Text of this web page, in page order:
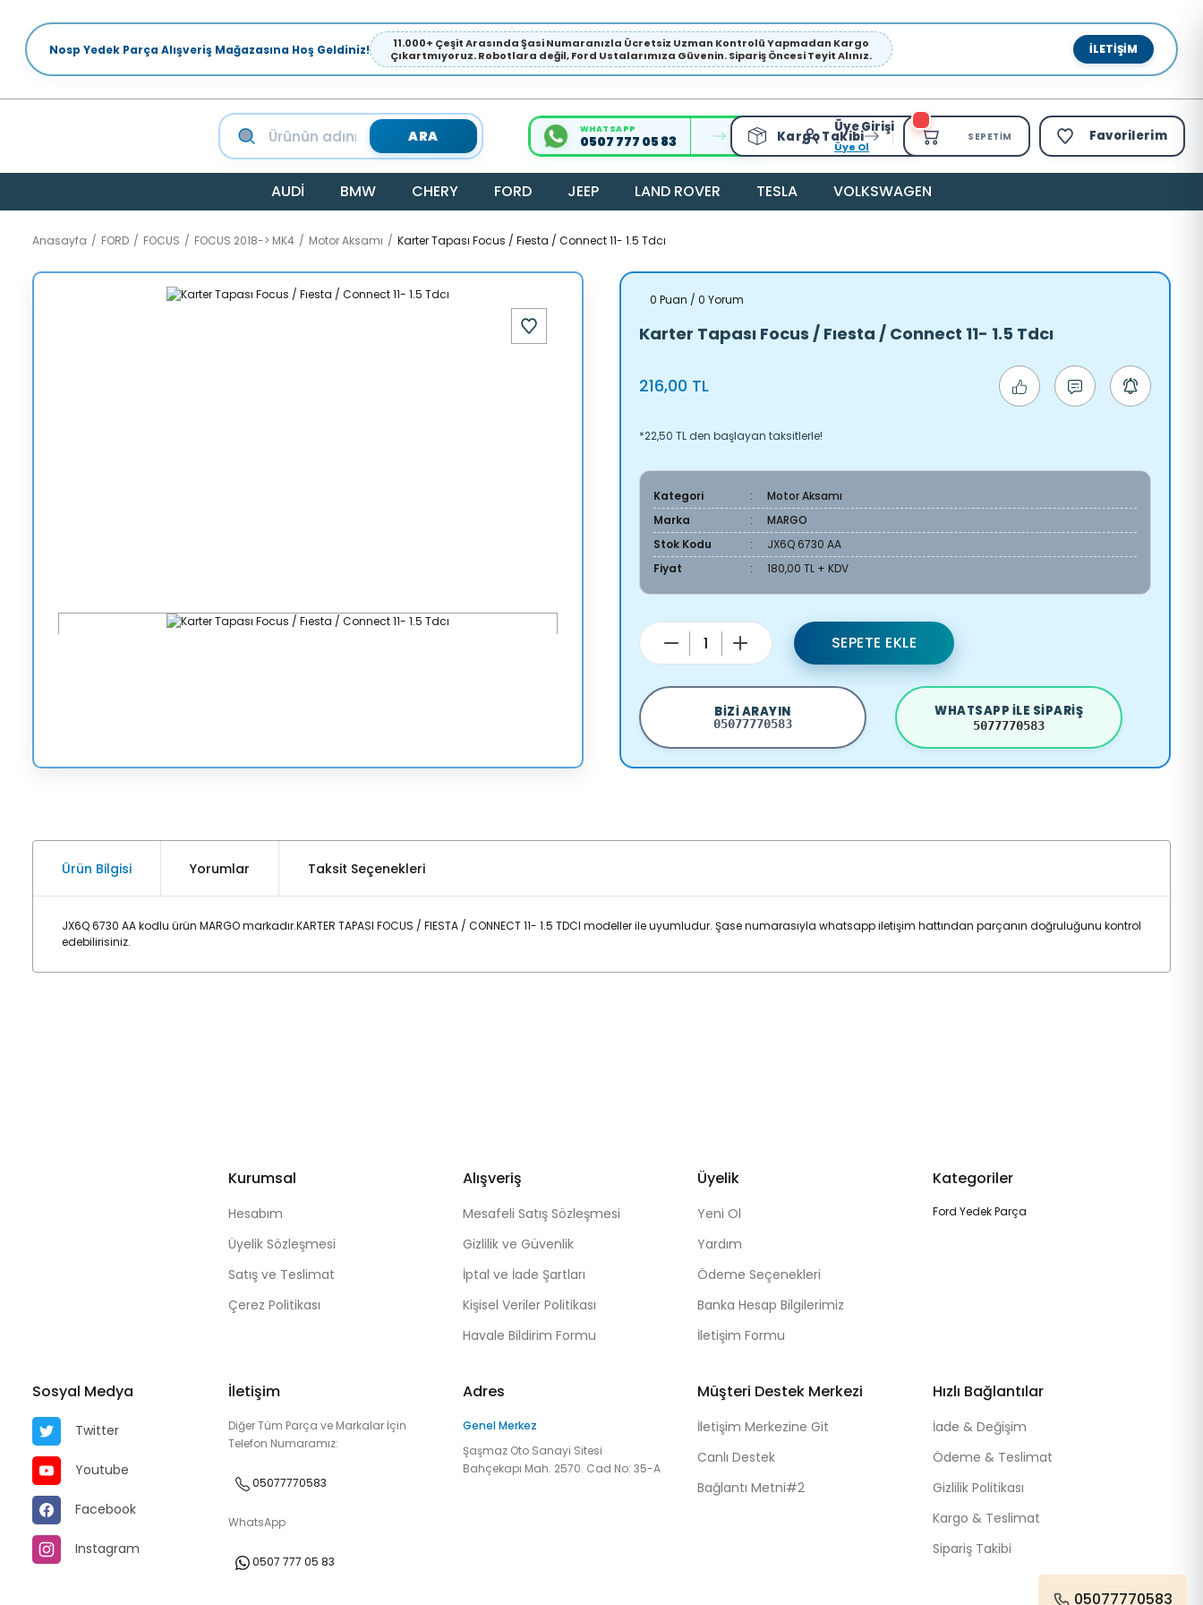
Nosp Yedek Parça Alışveriş Mağazasına Hoş Geldiniz!
11.000+ Çeşit Arasında Şasi Numaranızla Ücretsiz Uzman Kontrolü Yapmadan Kargo
Çıkartmıyoruz. Robotlara değil, Ford Ustalarımıza Güvenin. Sipariş Öncesi Teyit Alınız.
İLETIŞIM
ARA WHATSAPP
0507 777 05 83 Kargo Takibi
Üye Girişi
Üye Ol
SEPETIM Favorilerim
AUDİ BMW CHERY FORD JEEP LAND ROVER TESLA VOLKSWAGEN
Anasayfa FORD FOCUS FOCUS 2018-> MK4 Motor Aksamı Karter Tapası Focus / Fıesta / Connect 11- 1.5 Tdcı
0 Puan / 0 Yorum
Karter Tapası Focus / Fıesta / Connect 11- 1.5 Tdcı
216,00 TL
*22,50 TL den başlayan taksitlerle!
Kategori
Motor Aksamı
Marka
MARGO
Stok Kodu
JX6Q 6730 AA
Fiyat
180,00 TL + KDV
SEPETE EKLE
BIZI ARAYIN
05077770583
WHATSAPP ILE SIPARIŞ
5077770583
Ürün Bilgisi Yorumlar Taksit Seçenekleri
JX6Q 6730 AA kodlu ürün MARGO markadır.KARTER TAPASI FOCUS / FIESTA / CONNECT 11- 1.5 TDCI modeller ile uyumludur. Şase numarasıyla whatsapp iletişim hattından parçanın doğruluğunu kontrol
edebilirisiniz.
Kurumsal
Hesabım
Üyelik Sözleşmesi
Satış ve Teslimat
Çerez Politikası
Alışveriş
Mesafeli Satış Sözleşmesi
Gizlilik ve Güvenlik
İptal ve İade Şartları
Kişisel Veriler Politikası
Havale Bildirim Formu
Üyelik
Yeni Ol
Yardım
Ödeme Seçenekleri
Banka Hesap Bilgilerimiz
İletişim Formu
Kategoriler
Ford Yedek Parça
Sosyal Medya
Twitter
Youtube
Facebook
Instagram
İletişim
Diğer Tüm Parça ve Markalar İçin
Telefon Numaramız:
05077770583
WhatsApp
0507 777 05 83
Adres
Genel Merkez
Şaşmaz Oto Sanayi Sitesi
Bahçekapı Mah. 2570. Cad No: 35-A
Müşteri Destek Merkezi
İletişim Merkezine Git
Canlı Destek
Bağlantı Metni#2
Hızlı Bağlantılar
İade & Değişim
Ödeme & Teslimat
Gizlilik Politikası
Kargo & Teslimat
Sipariş Takibi
05077770583